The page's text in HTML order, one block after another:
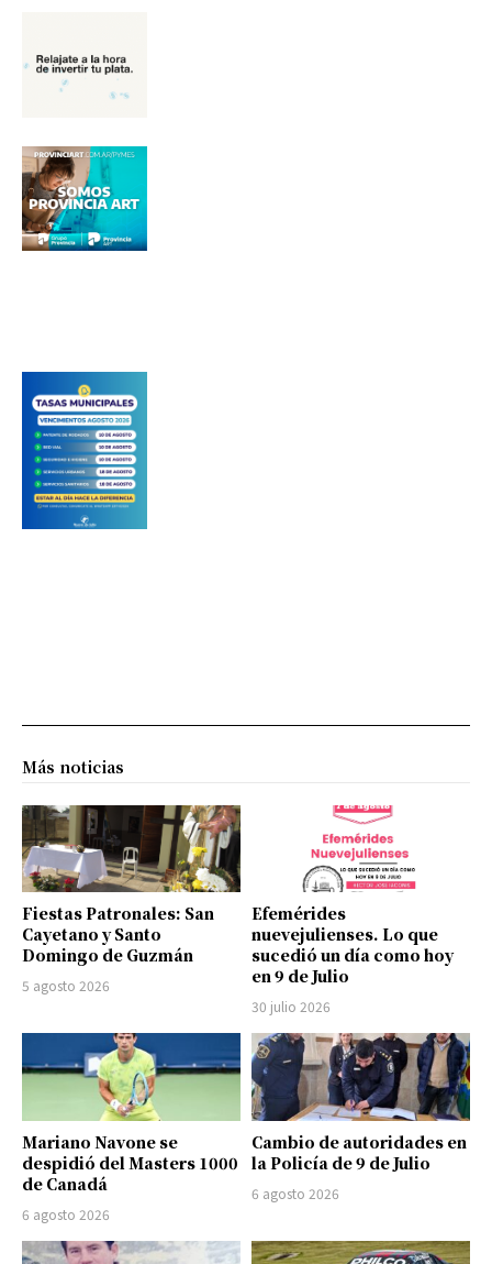
Más noticias
Fiestas Patronales: San
Cayetano y Santo
Domingo de Guzmán
5 agosto 2026
Efemérides
nuevejulienses. Lo que
sucedió un día como hoy
en 9 de Julio
30 julio 2026
Mariano Navone se
despidió del Masters 1000
de Canadá
6 agosto 2026
Cambio de autoridades en
la Policía de 9 de Julio
6 agosto 2026